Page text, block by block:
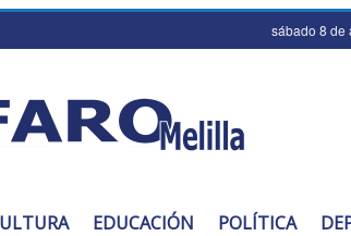
sábado 8
EDUCACIÓN POLÍTICA